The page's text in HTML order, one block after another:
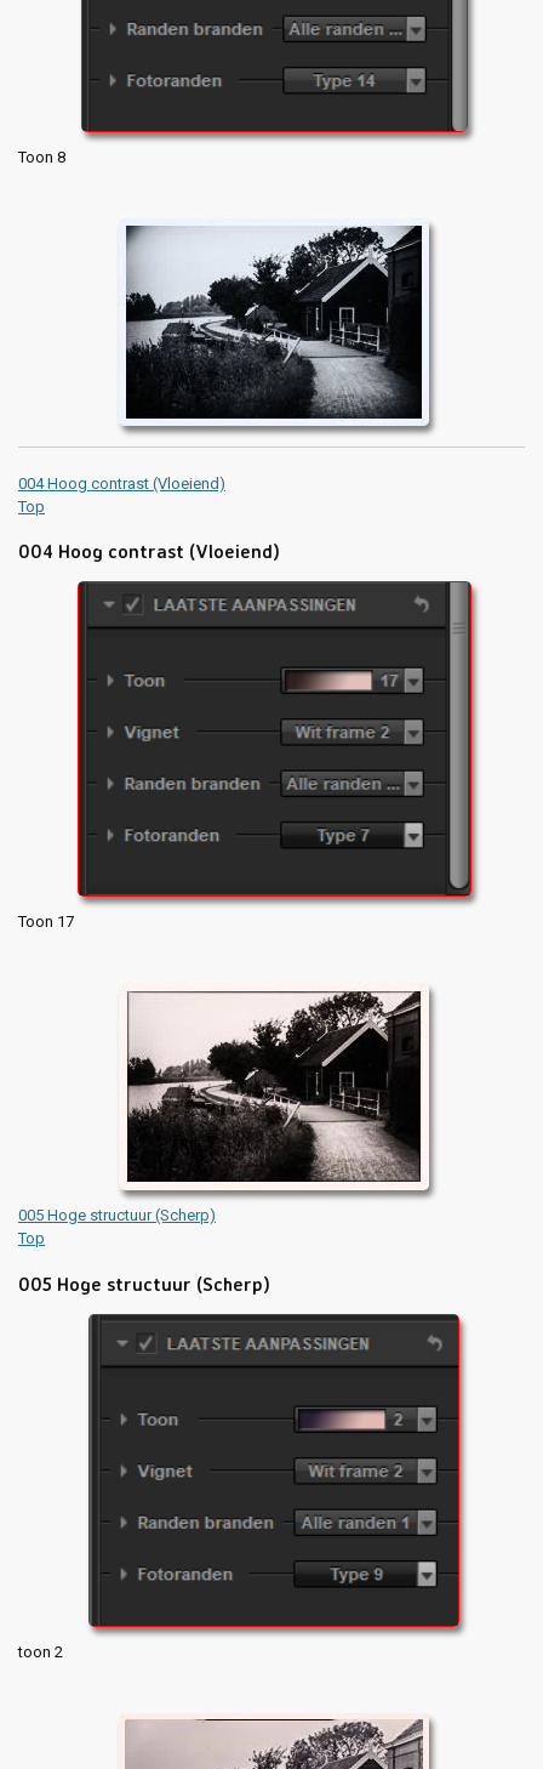
Toon 8
004 Hoog contrast (Vloeiend)
Top
004 Hoog contrast (Vloeiend)
Toon 17
005 Hoge structuur (Scherp)
Top
005 Hoge structuur (Scherp)
toon 2